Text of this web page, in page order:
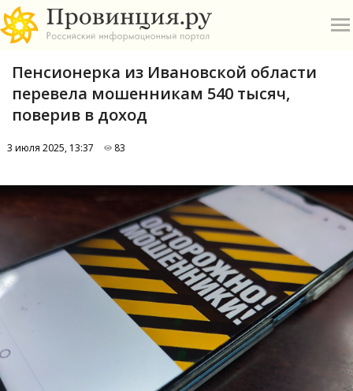
Б
В
П
Р
Пенсионерка из Ивановской области
перевела мошенникам 540 тысяч,
поверив в доход
3 июля 2025, 13:37 83